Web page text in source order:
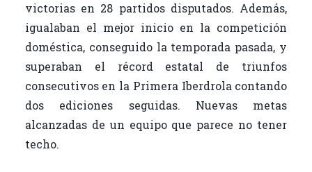
victorias en 28 partidos disputados. Además,
igualaban el mejor inicio en la competición
doméstica, conseguido la temporada pasada, y
superaban el récord estatal de triunfos
consecutivos en la Primera Iberdrola contando
dos ediciones seguidas. Nuevas metas
alcanzadas de un equipo que parece no tener
techo.